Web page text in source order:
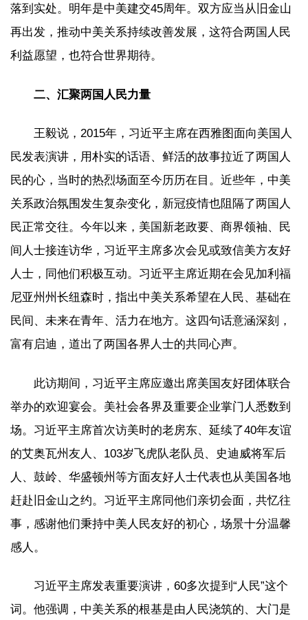
落到实处。明年是中美建交45周年。双方应当从旧金山
再出发，推动中美关系持续改善发展，这符合两国人民
利益愿望，也符合世界期待。
二、汇聚两国人民力量
王毅说，2015年，习近平主席在西雅图面向美国人
民发表演讲，用朴实的话语、鲜活的故事拉近了两国人
民的心，当时的热烈场面至今历历在目。近些年，中美
关系政治氛围发生复杂变化，新冠疫情也阻隔了两国人
民正常交往。今年以来，美国新老政要、商界领袖、民
间人士接连访华，习近平主席多次会见或致信美方友好
人士，同他们积极互动。习近平主席近期在会见加利福
尼亚州州长纽森时，指出中美关系希望在人民、基础在
民间、未来在青年、活力在地方。这四句话意涵深刻，
富有启迪，道出了两国各界人士的共同心声。
此访期间，习近平主席应邀出席美国友好团体联合
举办的欢迎宴会。美社会各界及重要企业掌门人悉数到
场。习近平主席首次访美时的老房东、延续了40年友谊
的艾奥瓦州友人、103岁飞虎队老队员、史迪威将军后
人、鼓岭、华盛顿州等方面友好人士代表也从美国各地
赶赴旧金山之约。习近平主席同他们亲切会面，共忆往
事，感谢他们秉持中美人民友好的初心，场景十分温馨
感人。
习近平主席发表重要演讲，60多次提到“人民”这个
词。他强调，中美关系的根基是由人民浇筑的、大门是